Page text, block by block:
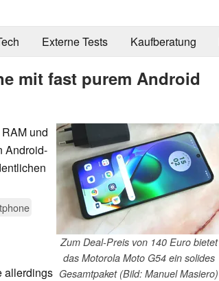
Externe Tests Kaufberatung
mit fast purem Android
Zum Deal-Preis von 140 Euro bietet
das Motorola Moto G54 ein solides
Gesamtpaket (Bild: Manuel Masiero)
und
Android-
allerdings